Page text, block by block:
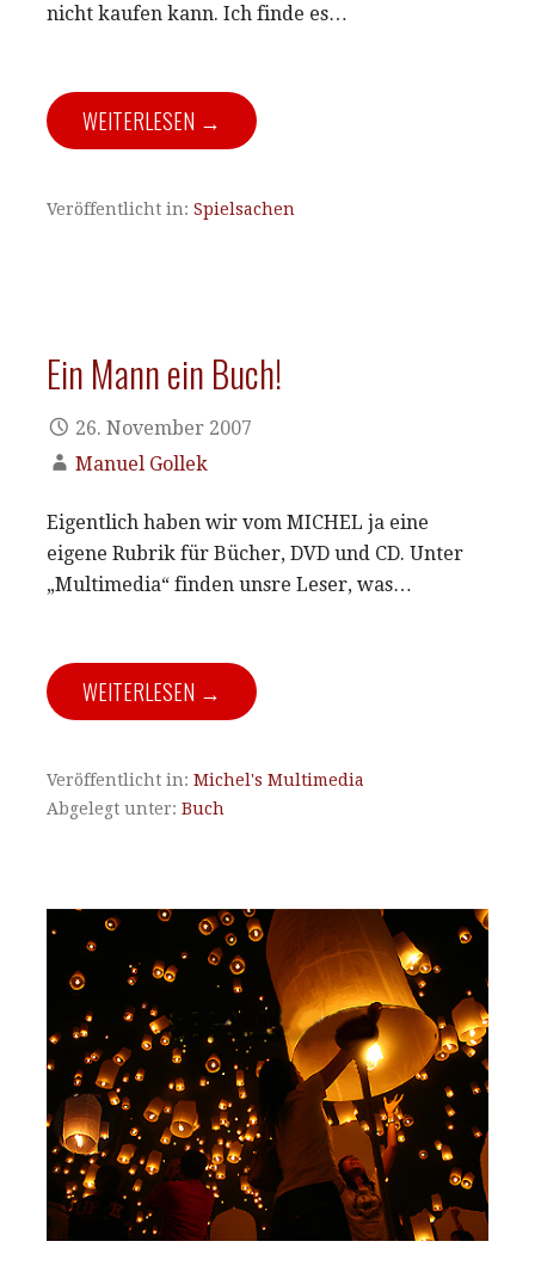
nicht kaufen kann. Ich finde es…
WEITERLESEN →
Veröffentlicht in: Spielsachen
Ein Mann ein Buch!
26. November 2007
Manuel Gollek
Eigentlich haben wir vom MICHEL ja eine
eigene Rubrik für Bücher, DVD und CD. Unter
„Multimedia“ finden unsre Leser, was…
WEITERLESEN →
Veröffentlicht in: Michel's Multimedia
Abgelegt unter: Buch